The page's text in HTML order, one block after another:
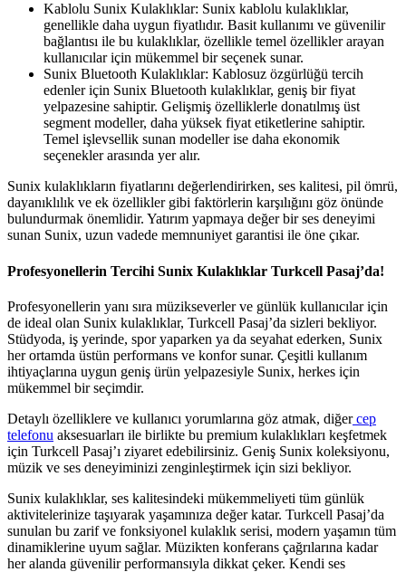
Kablolu Sunix Kulaklıklar: Sunix kablolu kulaklıklar,
genellikle daha uygun fiyatlıdır. Basit kullanımı ve güvenilir
bağlantısı ile bu kulaklıklar, özellikle temel özellikler arayan
kullanıcılar için mükemmel bir seçenek sunar.
Sunix Bluetooth Kulaklıklar: Kablosuz özgürlüğü tercih
edenler için Sunix Bluetooth kulaklıklar, geniş bir fiyat
yelpazesine sahiptir. Gelişmiş özelliklerle donatılmış üst
segment modeller, daha yüksek fiyat etiketlerine sahiptir.
Temel işlevsellik sunan modeller ise daha ekonomik
seçenekler arasında yer alır.
Sunix kulaklıkların fiyatlarını değerlendirirken, ses kalitesi, pil ömrü,
dayanıklılık ve ek özellikler gibi faktörlerin karşılığını göz önünde
bulundurmak önemlidir. Yatırım yapmaya değer bir ses deneyimi
sunan Sunix, uzun vadede memnuniyet garantisi ile öne çıkar.
Profesyonellerin Tercihi Sunix Kulaklıklar Turkcell Pasaj’da!
Profesyonellerin yanı sıra müzikseverler ve günlük kullanıcılar için
de ideal olan Sunix kulaklıklar, Turkcell Pasaj’da sizleri bekliyor.
Stüdyoda, iş yerinde, spor yaparken ya da seyahat ederken, Sunix
her ortamda üstün performans ve konfor sunar. Çeşitli kullanım
ihtiyaçlarına uygun geniş ürün yelpazesiyle Sunix, herkes için
mükemmel bir seçimdir.
Detaylı özelliklere ve kullanıcı yorumlarına göz atmak, diğercep
telefonu aksesuarları ile birlikte bu premium kulaklıkları keşfetmek
için Turkcell Pasaj’ı ziyaret edebilirsiniz. Geniş Sunix koleksiyonu,
müzik ve ses deneyiminizi zenginleştirmek için sizi bekliyor.
Sunix kulaklıklar, ses kalitesindeki mükemmeliyeti tüm günlük
aktivitelerinize taşıyarak yaşamınıza değer katar. Turkcell Pasaj’da
sunulan bu zarif ve fonksiyonel kulaklık serisi, modern yaşamın tüm
dinamiklerine uyum sağlar. Müzikten konferans çağrılarına kadar
her alanda güvenilir performansıyla dikkat çeker. Kendi ses